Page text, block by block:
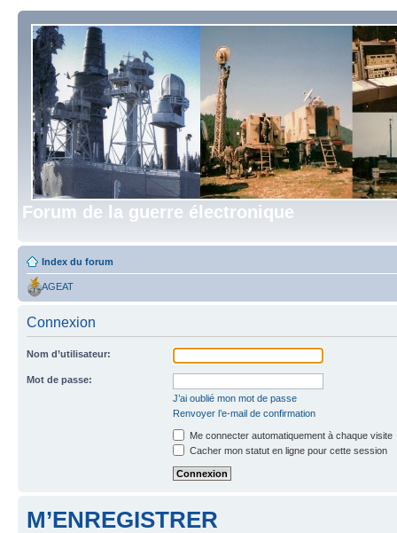
Forum de la guerre électronique
Index du forum
AGEAT
Connexion
Nom d’utilisateur:
Mot de passe:
J’ai oublié mon mot de passe
Renvoyer l’e-mail de confirmation
Me connecter automatiquement à chaque visite
Cacher mon statut en ligne pour cette session
M’ENREGISTRER